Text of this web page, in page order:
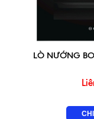
LÒ NƯỚNG